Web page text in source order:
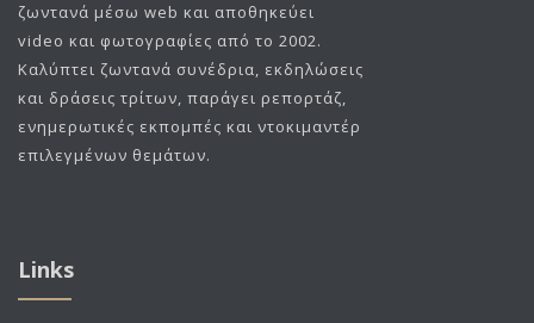
ζωντανά μέσω web και αποθηκεύει
video και φωτογραφίες από το 2002.
Καλύπτει ζωντανά συνέδρια, εκδηλώσεις
και δράσεις τρίτων, παράγει ρεπορτάζ,
ενημερωτικές εκπομπές και ντοκιμαντέρ
επιλεγμένων θεμάτων.
Links